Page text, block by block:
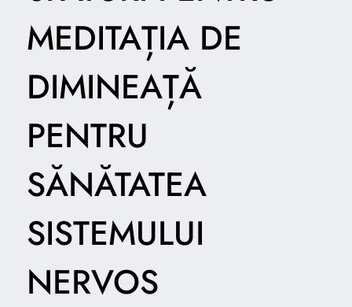
MEDITAȚIA DE
DIMINEAȚĂ
PENTRU
SĂNĂTATEA
SISTEMULUI
NERVOS